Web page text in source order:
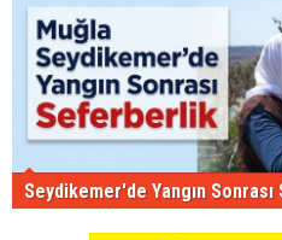
Seydikemer'de Yangın